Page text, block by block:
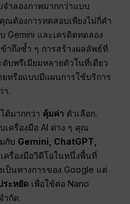
จำลองภาพมากกว่าแบบ
ณต้องการทดสอบเพียงไม่กี่คำ
Gemini และเครดิตทดลอง
าถึงซ้ำ ๆ การสร้างผลลัพธ์ที่
บพรีเมียมหลายตัวในที่เดียว
ยหรือแบบมีแผนการใช้บริการ
า.
ด้มากกว่า คุ้มค่า ตัวเลือก.
เครื่องมือ AI ต่าง ๆ คุณ
กับ Gemini, ChatGPT,
ครื่องมือวิดีโอในหนึ่งพื้นที่
ป็นทางการของ Google แต่
ระหยัด เพื่อใช้ต่อ Nano
ำกัด.